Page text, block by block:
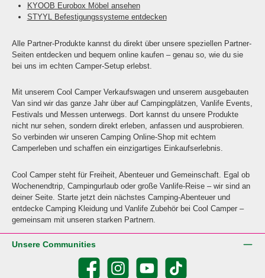
KYOOB Eurobox Möbel ansehen
STYYL Befestigungssysteme entdecken
Alle Partner-Produkte kannst du direkt über unsere speziellen Partner-
Seiten entdecken und bequem online kaufen – genau so, wie du sie
bei uns im echten Camper-Setup erlebst.
Mit unserem Cool Camper Verkaufswagen und unserem ausgebauten
Van sind wir das ganze Jahr über auf Campingplätzen, Vanlife Events,
Festivals und Messen unterwegs. Dort kannst du unsere Produkte
nicht nur sehen, sondern direkt erleben, anfassen und ausprobieren.
So verbinden wir unseren Camping Online-Shop mit echtem
Camperleben und schaffen ein einzigartiges Einkaufserlebnis.
Cool Camper steht für Freiheit, Abenteuer und Gemeinschaft. Egal ob
Wochenendtrip, Campingurlaub oder große Vanlife-Reise – wir sind an
deiner Seite. Starte jetzt dein nächstes Camping-Abenteuer und
entdecke Camping Kleidung und Vanlife Zubehör bei Cool Camper –
gemeinsam mit unseren starken Partnern.
Unsere Communities
Facebook Instagram YouTube TikTok